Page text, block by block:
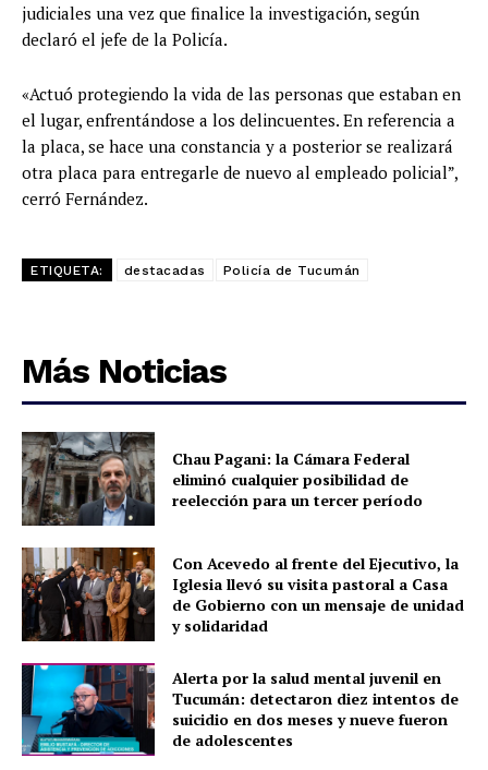
judiciales una vez que finalice la investigación, según
declaró el jefe de la Policía.
«Actuó protegiendo la vida de las personas que estaban en
el lugar, enfrentándose a los delincuentes. En referencia a
la placa, se hace una constancia y a posterior se realizará
otra placa para entregarle de nuevo al empleado policial”,
cerró Fernández.
ETIQUETA: destacadas Policía de Tucumán
Más Noticias
Chau Pagani: la Cámara Federal
eliminó cualquier posibilidad de
reelección para un tercer período
Con Acevedo al frente del Ejecutivo, la
Iglesia llevó su visita pastoral a Casa
de Gobierno con un mensaje de unidad
y solidaridad
Alerta por la salud mental juvenil en
Tucumán: detectaron diez intentos de
suicidio en dos meses y nueve fueron
de adolescentes